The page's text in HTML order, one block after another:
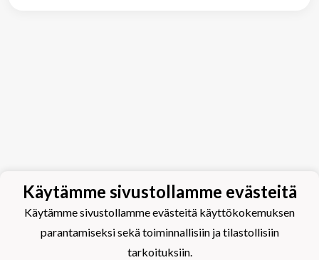
Käytämme sivustollamme evästeitä
Käytämme sivustollamme evästeitä käyttökokemuksen
parantamiseksi sekä toiminnallisiin ja tilastollisiin
tarkoituksiin.